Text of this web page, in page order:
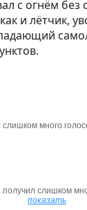
с огнём без
и лётчик,
много
слишком
показать